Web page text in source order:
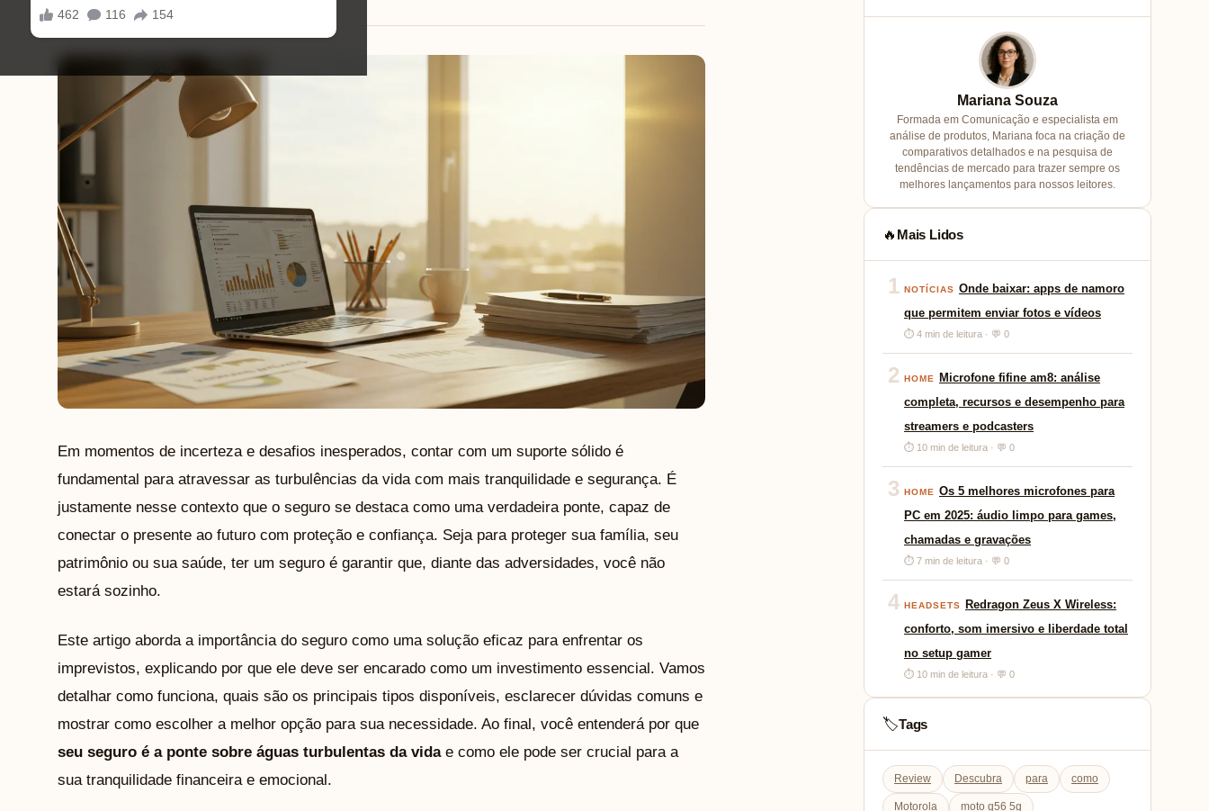
Em momentos de incerteza e desafios inesperados, contar com um suporte sólido é
fundamental para atravessar as turbulências da vida com mais tranquilidade e segurança. É
justamente nesse contexto que o seguro se destaca como uma verdadeira ponte, capaz de
conectar o presente ao futuro com proteção e confiança. Seja para proteger sua família, seu
patrimônio ou sua saúde, ter um seguro é garantir que, diante das adversidades, você não
estará sozinho.
Este artigo aborda a importância do seguro como uma solução eficaz para enfrentar os
imprevistos, explicando por que ele deve ser encarado como um investimento essencial. Vamos
detalhar como funciona, quais são os principais tipos disponíveis, esclarecer dúvidas comuns e
mostrar como escolher a melhor opção para sua necessidade. Ao final, você entenderá por que
seu seguro é a ponte sobre águas turbulentas da vidae como ele pode ser crucial para a
sua tranquilidade financeira e emocional.
Mariana Souza
Formada em Comunicação e especialista em
análise de produtos, Mariana foca na criação de
comparativos detalhados e na pesquisa de
tendências de mercado para trazer sempre os
melhores lançamentos para nossos leitores.
🔥 Mais Lidos
1 NOTÍCIAS Onde baixar: apps de namoro
que permitem enviar fotos e vídeos
⏱ 4 min de leitura · 💬 0
2 HOME
Microfone fifine am8: análise
completa, recursos e desempenho para
streamers e podcasters
⏱ 10 min de leitura · 💬 0
3 HOME
Os 5 melhores microfones para
PC em 2025: áudio limpo para games,
chamadas e gravações
⏱ 7 min de leitura · 💬 0
4 HEADSETS
Redragon Zeus X Wireless:
conforto, som imersivo e liberdade total
no setup gamer
⏱ 10 min de leitura · 💬 0
🏷️Tags
Review Descubra para como
Motorola moto g56 5g